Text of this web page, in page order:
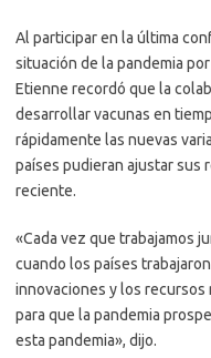
Al participar en la última
situación de la pandemia
Etienne recordó que la
desarrollar vacunas en
rápidamente las nuevas
países pudieran ajustar sus
reciente.
«Cada vez que trabajamos
cuando los países
innovaciones y los recursos
para que la pandemia
esta pandemia», dijo.